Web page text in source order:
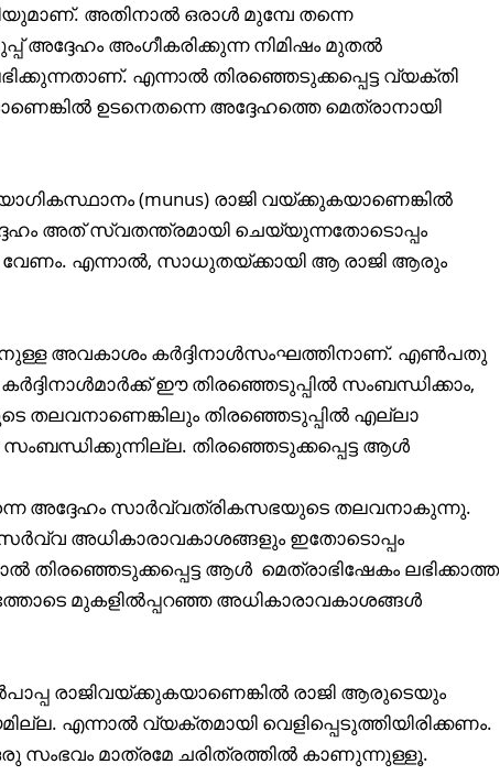
അതിനാൽ ഒരാൾ മുമ്പേ തന്നെ
അദ്ദേഹം അംഗീകരിക്കുന്ന നിമിഷം മുതൽ
എന്നാൽ തിരഞ്ഞെടുക്കപ്പെട്ട വ്യക്തി
ഉടനെതന്നെ അദ്ദേഹത്തെ മെത്രാനായി
(munus) രാജി വയ്ക്കുകയാണെങ്കിൽ
അത് സ്വതന്ത്രമായി ചെയ്യുന്നതോടൊപ്പം
വേണം. എന്നാൽ, സാധുതയ്ക്കായി ആ രാജി ആരും
അവകാശം കർദ്ദിനാൾസംഘത്തിനാണ്. എൺപതു
ഈ തിരഞ്ഞെടുപ്പിൽ സംബന്ധിക്കാം,
തലവനാണെങ്കിലും തിരഞ്ഞെടുപ്പിൽ എല്ലാ
തിരഞ്ഞെടുക്കപ്പെട്ട ആൾ
അദ്ദേഹം സാർവ്വത്രികസഭയുടെ തലവനാകുന്നു.
അധികാരാവകാശങ്ങളും ഇതോടൊപ്പം
ആൾ മെത്രാഭിഷേകം ലഭിക്കാത്ത
മുകളിൽപ്പറഞ്ഞ അധികാരാവകാശങ്ങൾ
രാജിവയ്ക്കുകയാണെങ്കിൽ രാജി ആരുടെയും
എന്നാൽ വ്യക്തമായി വെളിപ്പെടുത്തിയിരിക്കണം.
ഒരു സംഭവം മാത്രമേ ചരിത്രത്തിൽ കാണുന്നുള്ളൂ.